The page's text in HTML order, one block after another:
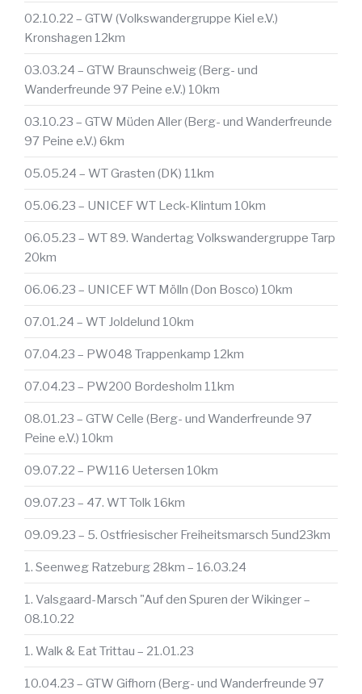
02.10.22 – GTW (Volkswandergruppe Kiel e.V.)
Kronshagen 12km
03.03.24 – GTW Braunschweig (Berg- und
Wanderfreunde 97 Peine e.V.) 10km
03.10.23 – GTW Müden Aller (Berg- und Wanderfreunde
97 Peine e.V.) 6km
05.05.24 – WT Grasten (DK) 11km
05.06.23 – UNICEF WT Leck-Klintum 10km
06.05.23 – WT 89. Wandertag Volkswandergruppe Tarp
20km
06.06.23 – UNICEF WT Mölln (Don Bosco) 10km
07.01.24 – WT Joldelund 10km
07.04.23 – PW048 Trappenkamp 12km
07.04.23 – PW200 Bordesholm 11km
08.01.23 – GTW Celle (Berg- und Wanderfreunde 97
Peine e.V.) 10km
09.07.22 – PW116 Uetersen 10km
09.07.23 – 47. WT Tolk 16km
09.09.23 – 5. Ostfriesischer Freiheitsmarsch 5und23km
1. Seenweg Ratzeburg 28km – 16.03.24
1. Valsgaard-Marsch "Auf den Spuren der Wikinger –
08.10.22
1. Walk & Eat Trittau – 21.01.23
10.04.23 – GTW Gifhorn (Berg- und Wanderfreunde 97